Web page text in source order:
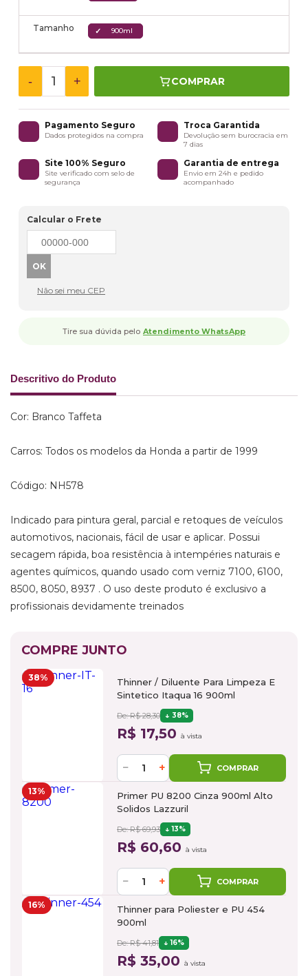
Tamanho 900ml
- + COMPRAR
Pagamento Seguro
Dados protegidos na compra
Troca Garantida
Devolução sem burocracia em
7 dias
Site 100% Seguro
Site verificado com selo de
segurança
Garantia de entrega
Envio em 24h e pedido
acompanhado
Calcular o Frete
Não sei meu CEP
Tire sua dúvida pelo Atendimento WhatsApp
Descritivo do Produto
Cor: Branco Taffeta
Carros: Todos os modelos da Honda a partir de 1999
Código: NH578
Indicado para pintura geral, parcial e retoques de veículos
automotivos, nacionais, fácil de usar e aplicar. Possui
secagem rápida, boa resistência à intempéries naturais e
agentes químicos, quando usado com verniz 7100, 6100,
8500, 8050, 8937 . O uso deste produto é exclusivo a
profissionais devidamente treinados
COMPRE JUNTO
38%
Thinner / Diluente Para Limpeza E
Sintetico Itaqua 16 900ml
De: R$ 28,30 38%
R$ 17,50 à vista
− + COMPRAR
13%
Primer PU 8200 Cinza 900ml Alto
Solidos Lazzuril
De: R$ 69,93 13%
R$ 60,60 à vista
− + COMPRAR
16%
Thinner para Poliester e PU 454
900ml
De: R$ 41,81 16%
R$ 35,00 à vista